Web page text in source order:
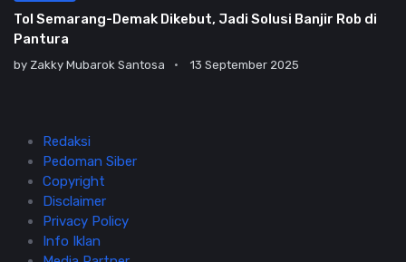
Tol Semarang-Demak Dikebut, Jadi Solusi Banjir Rob di
Pantura
by Zakky Mubarok Santosa 13 September 2025
Redaksi
Pedoman Siber
Copyright
Disclaimer
Privacy Policy
Info Iklan